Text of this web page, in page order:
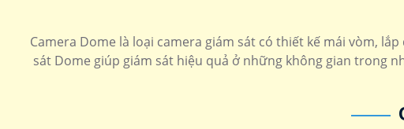
Camera Dome là loại camera giám sát có thiết kế mái vòm,
sát Dome giúp giám sát hiệu quả ở những không gian trong